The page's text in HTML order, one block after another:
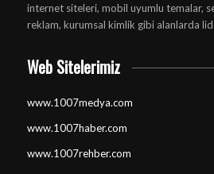
internet siteleri, mobil uyumlu temalar,
reklam, kurumsal kimlik gibi alanlarda
Web Sitelerimiz
www.1007medya.com
www.1007haber.com
www.1007rehber.com